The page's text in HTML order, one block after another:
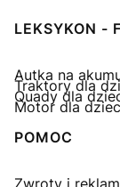
Linki w
LEKSYKON -
Autka na
Traktory dla
Quady dla
Motor dla
POMOC